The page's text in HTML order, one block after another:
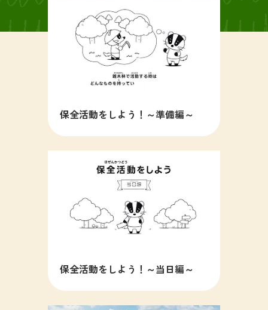
保全活動をしよう！～準備編～
保全活動をしよう！～当日編～